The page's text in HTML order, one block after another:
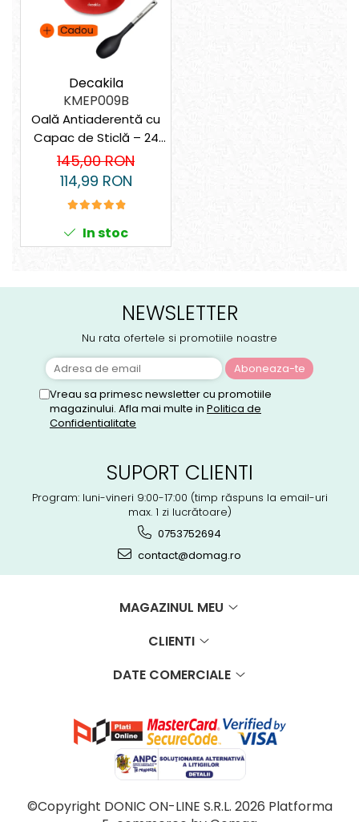
Decakila
KMEP009B
Oală Antiaderentă cu
Capac de Sticlă – 24
cm + cadou lingură
termorezistentă
Decakila (BPA free)
145,00 RON
114,99 RON
In stoc
NEWSLETTER
Nu rata ofertele si promotiile noastre
Vreau sa primesc newsletter cu promotiile
magazinului. Afla mai multe in Politica de
Confidentialitate
SUPORT CLIENTI
Program: luni-vineri 9:00-17:00 (timp răspuns la email-uri
max. 1 zi lucrătoare)
0753752694
contact@domag.ro
MAGAZINUL MEU
CLIENTI
DATE COMERCIALE
©Copyright DONIC ON-LINE S.R.L. 2026 Platforma